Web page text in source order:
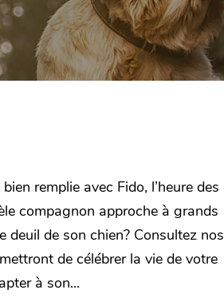
remplie avec Fido, l’heure des
compagnon approche à grands
deuil de son chien? Consultez nos
de célébrer la vie de votre
à son...